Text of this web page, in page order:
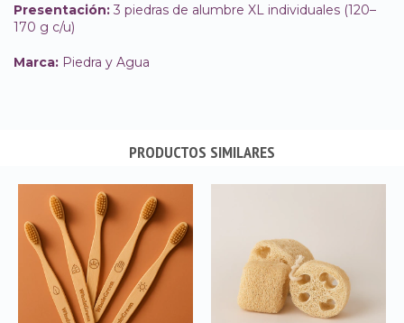
Presentación: 3 piedras de alumbre XL individuales (120–
170 g c/u)
Marca: Piedra y Agua
PRODUCTOS SIMILARES